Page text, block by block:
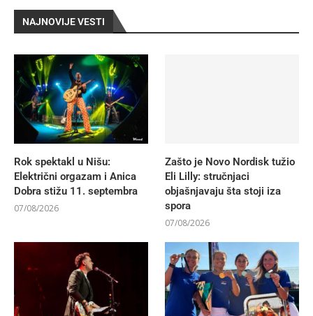
NAJNOVIJE VESTI
Rok spektakl u Nišu:
Električni orgazam i Anica
Dobra stižu 11. septembra
07/08/2026
Zašto je Novo Nordisk tužio
Eli Lilly: stručnjaci
objašnjavaju šta stoji iza
spora
07/08/2026